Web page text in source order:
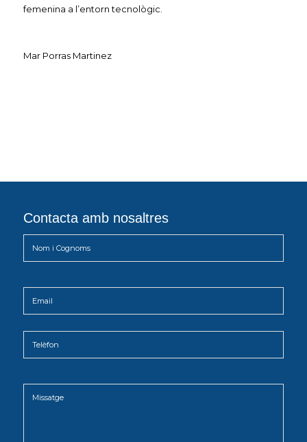
femenina a l’entorn tecnològic.
Mar Porras Martinez
Contacta amb nosaltres